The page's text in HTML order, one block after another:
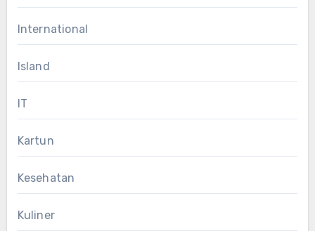
International
Island
IT
Kartun
Kesehatan
Kuliner